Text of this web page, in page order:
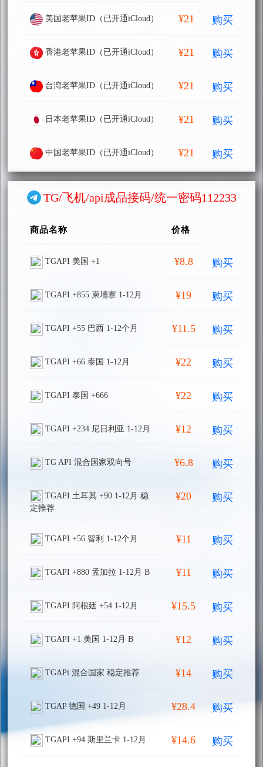
美国老苹果ID（已开通iCloud） ¥21 购买
香港老苹果ID（已开通iCloud） ¥21 购买
台湾老苹果ID（已开通iCloud） ¥21 购买
日本老苹果ID（已开通iCloud） ¥21 购买
中国老苹果ID（已开通iCloud） ¥21 购买
TG/飞机/api成品接码/统一密码112233
商品名称 价格
TGAPI 美国 +1 ¥8.8 购买
TGAPI +855 柬埔寨 1-12月 ¥19 购买
TGAPI +55 巴西 1-12个月 ¥11.5 购买
TGAPI +66 泰国 1-12月 ¥22 购买
TGAPI 泰国 +666 ¥22 购买
TGAPI +234 尼日利亚 1-12月 ¥12 购买
TG API 混合国家双向号 ¥6.8 购买
TGAPI 土耳其 +90 1-12月 稳
定推荐
¥20 购买
TGAPI +56 智利 1-12个月 ¥11 购买
TGAPI +880 孟加拉 1-12月 B ¥11 购买
TGAPI 阿根廷 +54 1-12月 ¥15.5 购买
TGAPI +1 美国 1-12月 B ¥12 购买
TGAPi 混合国家 稳定推荐 ¥14 购买
TGAP 德国 +49 1-12月 ¥28.4 购买
TGAPI +94 斯里兰卡 1-12月 ¥14.6 购买